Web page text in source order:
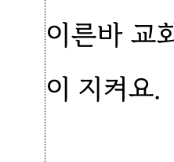
이른바 교
이 지켜요.